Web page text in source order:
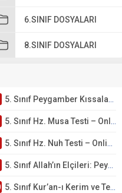
6.SINIF DOSYALARI
8.SINIF DOSYALARI
5. Sınıf Peygamber Kıssaları Ünite Testi – Online Çöz
5. Sınıf Hz. Musa Testi – Online Çöz
5. Sınıf Hz. Nuh Testi – Online Çöz
5. Sınıf Allah’ın Elçileri: Peygamberler Testi – Online Çöz
5. Sınıf Kur’an-ı Kerim ve Temel Özellikleri Testi – Online Çöz